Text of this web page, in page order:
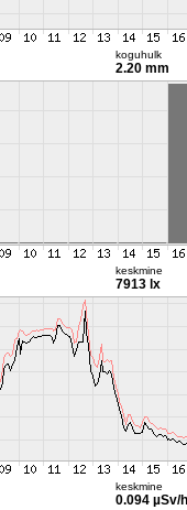
koguhulk
2.20 mm
keskmine
7913 lx
keskmine
0.094 µSv/h